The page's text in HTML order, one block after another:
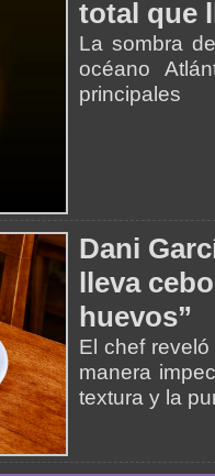
total que
La sombra
océano
principales
Dani
lleva
huevos”
El chef
manera
textura y la